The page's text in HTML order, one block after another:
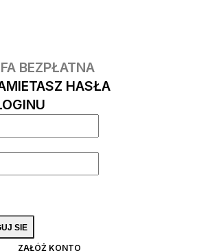
BEZPŁATNA
HASŁA
ZAŁÓŻ KONTO